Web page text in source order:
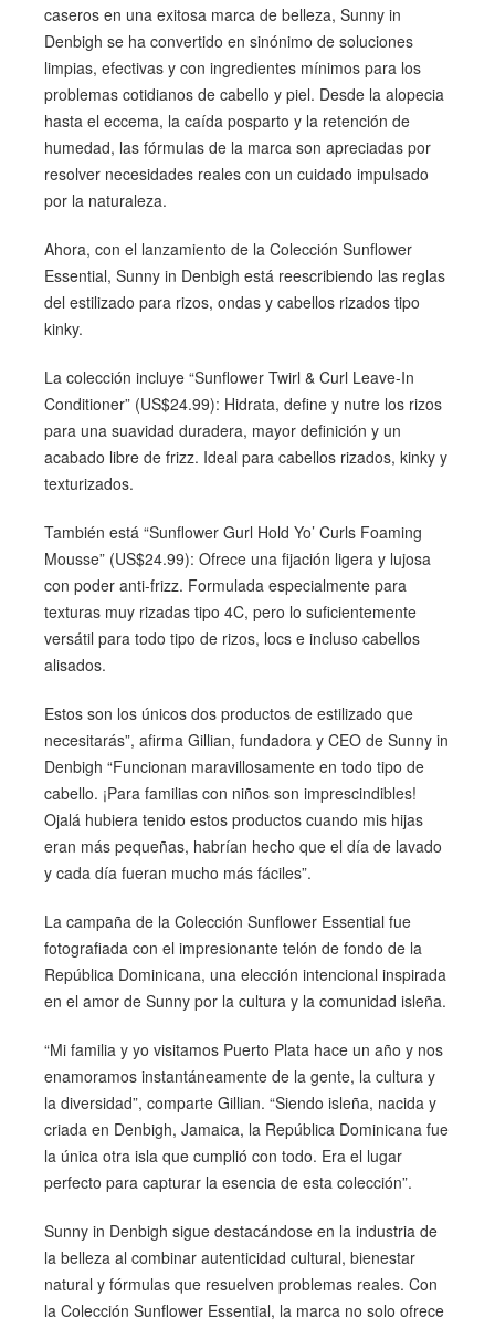
caseros en una exitosa marca de belleza, Sunny in
Denbigh se ha convertido en sinónimo de soluciones
limpias, efectivas y con ingredientes mínimos para los
problemas cotidianos de cabello y piel. Desde la alopecia
hasta el eccema, la caída posparto y la retención de
humedad, las fórmulas de la marca son apreciadas por
resolver necesidades reales con un cuidado impulsado
por la naturaleza.
Ahora, con el lanzamiento de la Colección Sunflower
Essential, Sunny in Denbigh está reescribiendo las reglas
del estilizado para rizos, ondas y cabellos rizados tipo
kinky.
La colección incluye “Sunflower Twirl & Curl Leave-In
Conditioner” (US$24.99): Hidrata, define y nutre los rizos
para una suavidad duradera, mayor definición y un
acabado libre de frizz. Ideal para cabellos rizados, kinky y
texturizados.
También está “Sunflower Gurl Hold Yo’ Curls Foaming
Mousse” (US$24.99): Ofrece una fijación ligera y lujosa
con poder anti-frizz. Formulada especialmente para
texturas muy rizadas tipo 4C, pero lo suficientemente
versátil para todo tipo de rizos, locs e incluso cabellos
alisados.
Estos son los únicos dos productos de estilizado que
necesitarás”, afirma Gillian, fundadora y CEO de Sunny in
Denbigh “Funcionan maravillosamente en todo tipo de
cabello. ¡Para familias con niños son imprescindibles!
Ojalá hubiera tenido estos productos cuando mis hijas
eran más pequeñas, habrían hecho que el día de lavado
y cada día fueran mucho más fáciles”.
La campaña de la Colección Sunflower Essential fue
fotografiada con el impresionante telón de fondo de la
República Dominicana, una elección intencional inspirada
en el amor de Sunny por la cultura y la comunidad isleña.
“Mi familia y yo visitamos Puerto Plata hace un año y nos
enamoramos instantáneamente de la gente, la cultura y
la diversidad”, comparte Gillian. “Siendo isleña, nacida y
criada en Denbigh, Jamaica, la República Dominicana fue
la única otra isla que cumplió con todo. Era el lugar
perfecto para capturar la esencia de esta colección”.
Sunny in Denbigh sigue destacándose en la industria de
la belleza al combinar autenticidad cultural, bienestar
natural y fórmulas que resuelven problemas reales. Con
la Colección Sunflower Essential, la marca no solo ofrece